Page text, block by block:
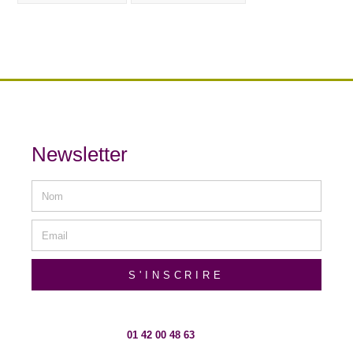
Newsletter
S'INSCRIRE
01 42 00 48 63